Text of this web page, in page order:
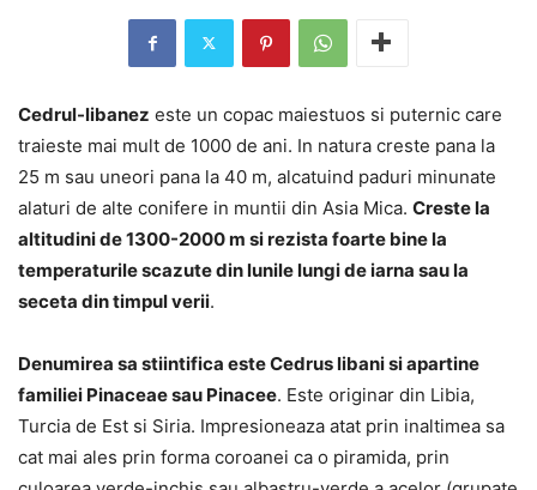
Cedrul-libanez este un copac maiestuos si puternic care
traieste mai mult de 1000 de ani. In natura creste pana la
25 m sau uneori pana la 40 m, alcatuind paduri minunate
alaturi de alte conifere in muntii din Asia Mica. Creste la
altitudini de 1300-2000 m si rezista foarte bine la
temperaturile scazute din lunile lungi de iarna sau la
seceta din timpul verii.
Denumirea sa stiintifica este Cedrus libani si apartine
familiei Pinaceae sau Pinacee. Este originar din Libia,
Turcia de Est si Siria. Impresioneaza atat prin inaltimea sa
cat mai ales prin forma coroanei ca o piramida, prin